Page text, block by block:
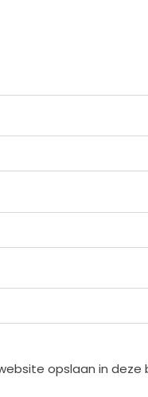
opslaan in